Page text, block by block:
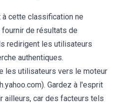
cette classification ne
de résultats de
redirigent les utilisateurs
authentiques.
les utilisateurs vers le moteur
Gardez à l'esprit
ailleurs, car des facteurs tels